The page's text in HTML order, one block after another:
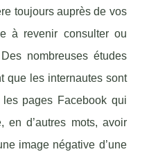
toujours auprès de vos
à revenir consulter ou
nombreuses études
que les internautes sont
pages Facebook qui
en d’autres mots, avoir
image négative d’une